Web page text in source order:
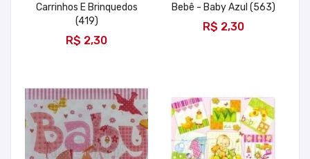
Carrinhos E Brinquedos
(419)
R$ 2,30
Bebê - Baby Azul (563)
R$ 2,30